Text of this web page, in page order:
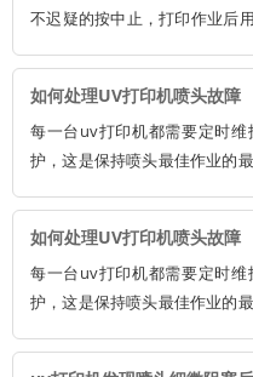
不迟疑的按中止，打印作业后
留墨水。留意：使用手动气泵
损坏喷头。
如何处理UV打印机喷头故障
每一台uv打印机都需要定时
护，这是保持喷头最佳作业的
一个喷头动辄几万。 有时喷头
就可以使其正常运行。
如何处理UV打印机喷头故障
每一台uv打印机都需要定时
护，这是保持喷头最佳作业的
一个喷头动辄几万。 有时喷头